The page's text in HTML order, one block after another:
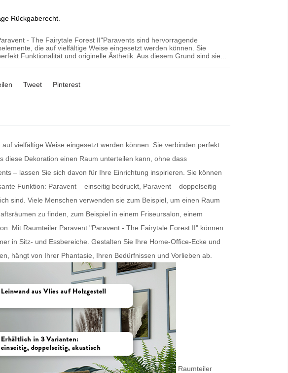
Rückgaberecht.
- The Fairytale Forest II"Paravents sind hervorragende
die auf vielfältige Weise eingesetzt werden können. Sie
Funktionalität und originelle Ästhetik. Aus diesem Grund sind sie...
Tweet Pinterest
vielfältige Weise eingesetzt werden können. Sie verbinden perfekt
diese Dekoration einen Raum unterteilen kann, ohne dass
– lassen Sie sich davon für Ihre Einrichtung inspirieren. Sie können
Funktion: Paravent – einseitig bedruckt, Paravent – doppelseitig
sind. Viele Menschen verwenden sie zum Beispiel, um einen Raum
zu finden, zum Beispiel in einem Friseursalon, einem
Mit Raumteiler Paravent "Paravent - The Fairytale Forest II" können
in Sitz- und Essbereiche. Gestalten Sie Ihre Home-Office-Ecke und
hängt von Ihrer Phantasie, Ihren Bedürfnissen und Vorlieben ab.
Raumteiler